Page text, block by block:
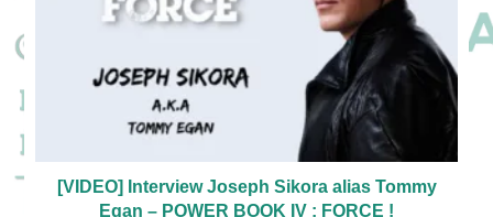
[VIDEO] Interview Joseph Sikora alias Tommy
Egan – POWER BOOK IV : FORCE !